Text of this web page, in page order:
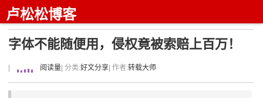
卢松松博客
字体不能随便用，侵权竟被索赔上百万！
阅读量 | 分类:好文分享 | 作者:转载大师